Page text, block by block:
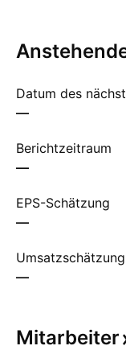
Datum des
—
Berichtzeitraum
—
EPS-Schätzung
—
Umsatzschätzung
—
Mitarbeiter